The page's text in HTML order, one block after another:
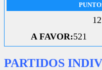
A FAVOR:521
PARTIDOS